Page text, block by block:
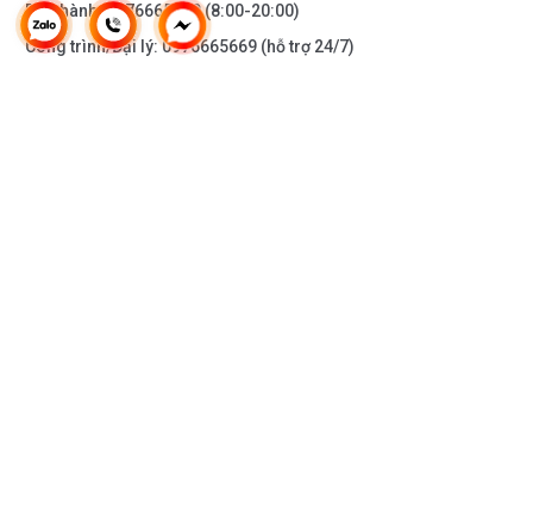
Bảo hành:0976665669(8:00-20:00)
Công trình/Đại lý:0976665669 (hỗ trợ 24/7)